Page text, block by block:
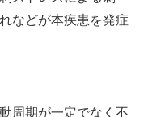
などが本疾患を発症
周期が一定でなく不